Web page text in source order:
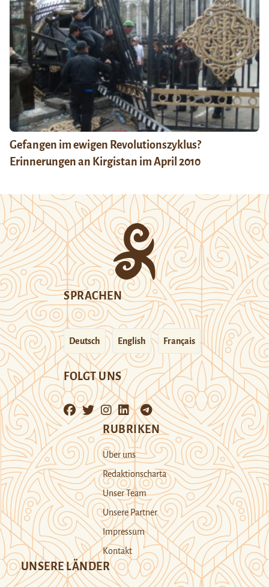
Gefangen im ewigen Revolutionszyklus?
Erinnerungen an Kirgistan im April 2010
SPRACHEN
Deutsch English Français
FOLGT UNS
RUBRIKEN
Über uns
Redaktionscharta
Unser Team
Unsere Partner
Impressum
Kontakt
UNSERE LÄNDER